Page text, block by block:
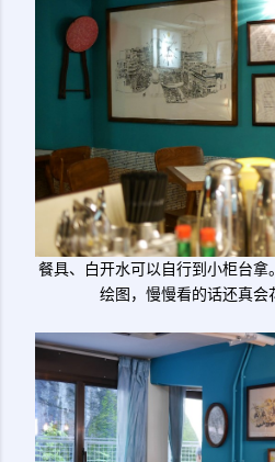
餐具、白开水可以自行到小柜台
绘图，慢慢看的话还真会